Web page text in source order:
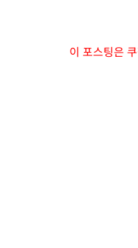
이 포스팅은